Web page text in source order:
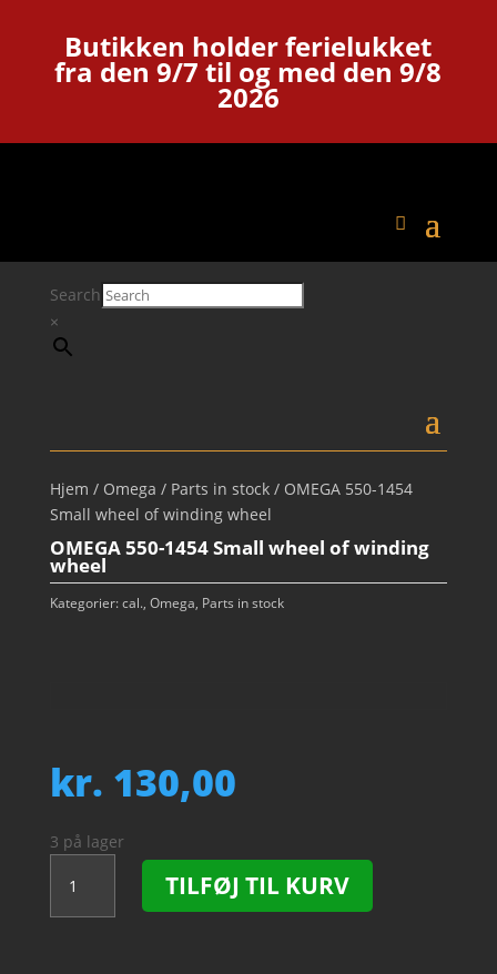
Butikken holder ferielukket
fra den 9/7 til og med den 9/8
2026
Search
×
Hjem / Omega / Parts in stock/ OMEGA 550-1454
Small wheel of winding wheel
OMEGA 550-1454 Small wheel of winding
wheel
Kategorier:cal., Omega, Parts in stock
kr. 130,00
3 på lager
550-
1454
TILFØJ TIL KURV